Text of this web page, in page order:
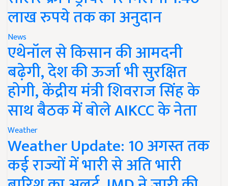
लाख रुपये तक का अनुदान
News
एथेनॉल से किसान की आमदनी
बढ़ेगी, देश की ऊर्जा भी सुरक्षित
होगी, केंद्रीय मंत्री शिवराज सिंह के
साथ बैठक में बोले AIKCC के नेता
Weather
Weather Update: 10 अगस्त तक
कई राज्यों में भारी से अति भारी